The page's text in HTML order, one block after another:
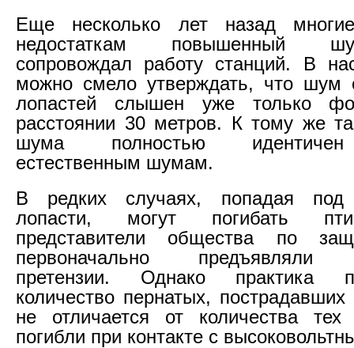
Еще несколько лет назад
недостаткам повышенный
сопровождал работу станций. В
можно смело утверждать, что шум
лопастей слышен уже только
расстоянии 30 метров. К тому же
шума полностью
естественным шумам.
В редких случаях, попадая под
лопасти, могут погибать
представители общества по
первоначально предъявляли
претензии. Однако практика
количество пернатых,
не отличается от количества
погибли при контакте с